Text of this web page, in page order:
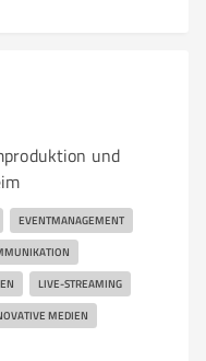
und
EVENTMANAGEMENT
LIVE-STREAMING
MEDIEN